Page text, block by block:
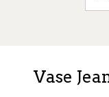
Vase